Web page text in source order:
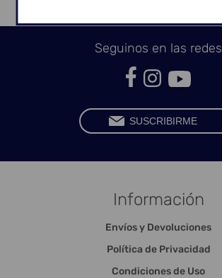
Seguinos en las redes
Información
Envíos y Devoluciones
Política de Privacidad
Condiciones de Uso